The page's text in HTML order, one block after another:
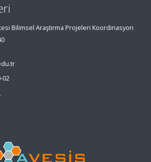
Bilimsel Araştırma Projeleri Koordinasyon
02